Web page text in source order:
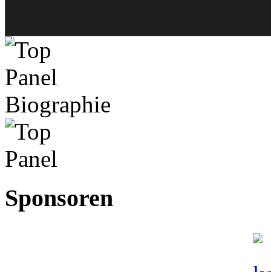
Biographie
Sponsoren